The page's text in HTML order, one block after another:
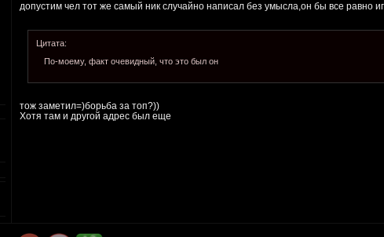
допустим чел тот же самый ник случайно написал без умысла,он бы все равно
Цитата:
По-моему, факт очевидный, что это был он
тож заметил=)борьба за топ?))
Хотя там и другой адрес был еще